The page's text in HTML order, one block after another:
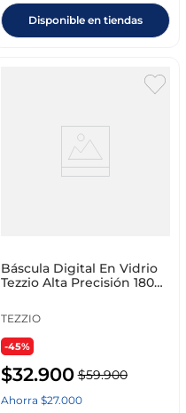
Disponible en tiendas
Báscula Digital En Vidrio
Tezzio Alta Precisión 180
TEZZIO
-45%
$32.900 $59.900
Ahorra $27.000